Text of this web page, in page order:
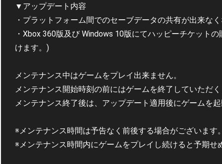
▼アップデート内容
・プラットフォーム間でのセーブデータの共有が出来な
・Xbox 360版及び Windows 10版にてハッピーチケット
けます。)
メンテナンス中はゲームをプレイ出来ません。
メンテナンス開始時刻の前にはゲームを終了していただ
メンテナンス終了後は、アップデート適用後にゲームを
※メンテナンス時間は予告なく前後する場合がございます
※メンテナンス時間内にゲームをプレイし続けると予期